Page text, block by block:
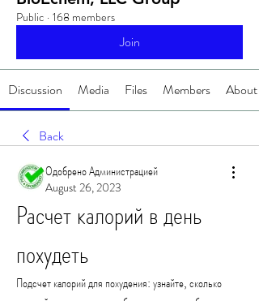
Public · 168 members
Join
Discussion Media Files Members About
Back
Одобрено Администрацией
August 26, 2023
Расчет калорий в день
похудеть
Подсчет калорий для похудения: узнайте, сколько